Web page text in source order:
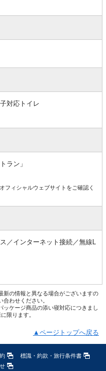
対応トイレ
トラン」
フィシャルウェブサイトをご確認く
／インターネット接続／無線L
の情報と異なる場合がございますの
わせください。
ケージ商品の添い寝対応につきまし
限ります。
▲ページトップへ戻る
標識・約款・旅行条件書